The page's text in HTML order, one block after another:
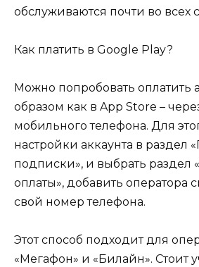
обслуживаются почти во всех
Как платить в Google Play?
Можно попробовать оплатить
образом как в App Store –
мобильного телефона. Для
настройки аккаунта в раздел
подписки», и выбрать раздел
оплаты», добавить оператора
свой номер телефона.
Этот способ подходит для
«Мегафон» и «Билайн». Стоит